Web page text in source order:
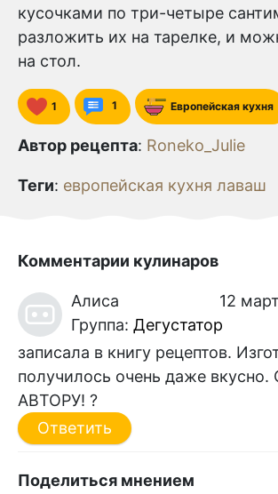
кусочками по три-четыре
разложить их на тарелке, и
на стол.
1 1 Европейская кухня
Автор рецепта: Roneko_Julie
Теги: европейская кухня лаваш
Комментарии кулинаров
12
Алиса
Группа: Дегустатор
записала в книгу рецептов.
получилось очень даже
АВТОРУ! ?
Ответить
Поделиться мнением